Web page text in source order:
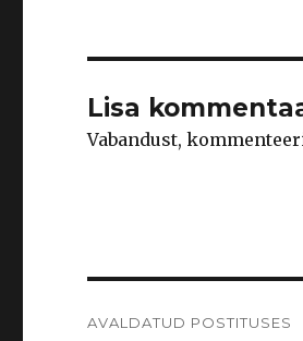
Lisa
Vabandust,
AVALDATUD POSTITUSES